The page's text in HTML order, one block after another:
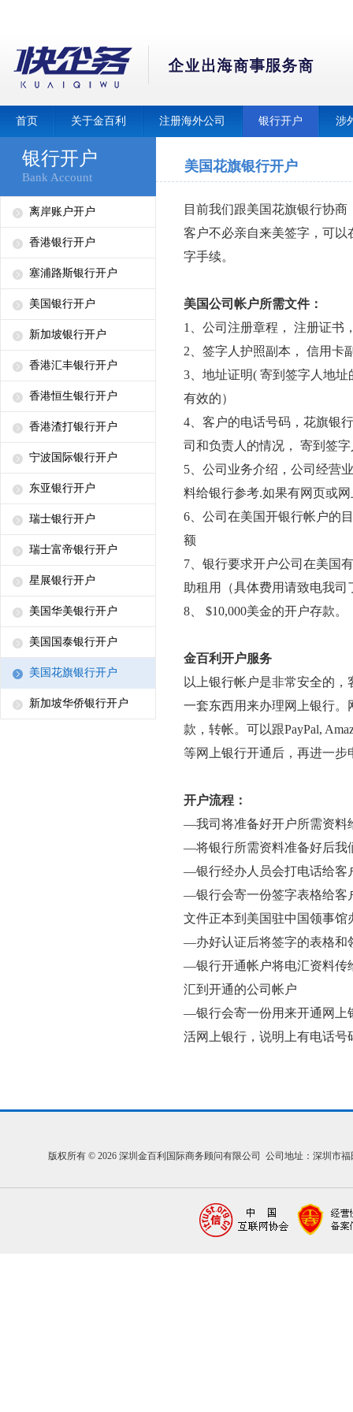
首页 关于金百利 注册海外公司 银行开户 涉
银行开户
Bank Account
离岸账户开户
香港银行开户
塞浦路斯银行开户
美国银行开户
新加坡银行开户
香港汇丰银行开户
香港恒生银行开户
香港渣打银行开户
宁波国际银行开户
东亚银行开户
瑞士银行开户
瑞士富帝银行开户
星展银行开户
美国华美银行开户
美国国泰银行开户
美国花旗银行开户
新加坡华侨银行开户
美国花旗银行开户
目前我们跟美国花旗银行协
客户不必亲自来美签字，可
字手续。
美国公司帐户所需文件：
1、公司注册章程， 注册证书
2、签字人护照副本， 信用卡
3、地址证明( 寄到签字人地
有效的）
4、客户的电话号码，花旗银
司和负责人的情况， 寄到签
5、公司业务介绍，公司经营
料给银行参考.如果有网页或
6、公司在美国开银行帐户的
额
7、银行要求开户公司在美国
助租用（具体费用请致电我司
8、 $10,000美金的开户存款。
金百利开户服务
以上银行帐户是非常安全的
一套东西用来办理网上银行
款，转帐。可以跟PayPal,
等网上银行开通后，再进一步
开户流程：
—我司将准备好开户所需资料
—将银行所需资料准备好后我
—银行经办人员会打电话给客
—银行会寄一份签字表格给客
文件正本到美国驻中国领事
—办好认证后将签字的表格和
—银行开通帐户将电汇资料传
汇到开通的公司帐户
—银行会寄一份用来开通网上
活网上银行，说明上有电话号
版权所有 © 2026 深圳金百利国际商务顾问有限公司 公司地址：深圳市